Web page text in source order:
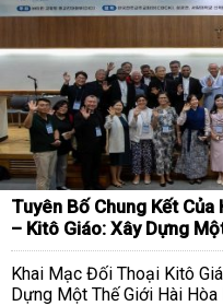
Tuyên Bố Chung Kết
– Kitô Giáo: Xây Dựng
Khai Mạc Đối Thoại Kitô
Dựng Một Thế Giới Hài Hòa